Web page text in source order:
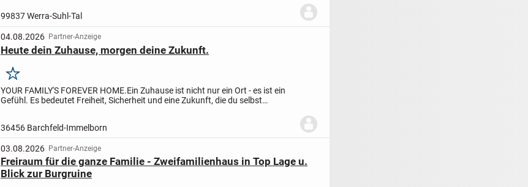
99837 Werra-Suhl-Tal
04.08.2026 Partner-Anzeige
Heute dein Zuhause, morgen deine Zukunft.
Merken
YOUR FAMILY'S FOREVER HOME.Ein Zuhause ist nicht nur ein Ort - es ist ein
Gefühl. Es bedeutet Freiheit, Sicherheit und eine Zukunft, die du selbst
36456 Barchfeld-Immelborn
03.08.2026 Partner-Anzeige
Freiraum für die ganze Familie - Zweifamilienhaus in Top Lage u.
Blick zur Burgruine